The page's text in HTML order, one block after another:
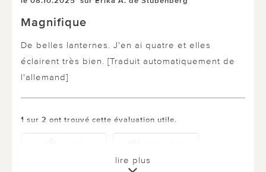
Magnifique
De belles lanternes. J'en ai quatre et elles
éclairent très bien. [Traduit automatiquement de
l'allemand]
1 sur 2 ont trouvé cette évaluation utile.
lire plus